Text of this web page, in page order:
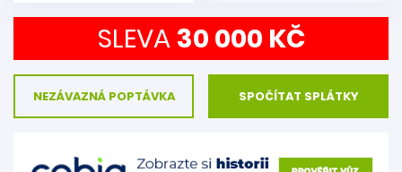
SLEVA 30 000 KČ
NEZÁVAZNÁ POPTÁVKA SPOČÍTAT SPLÁTKY